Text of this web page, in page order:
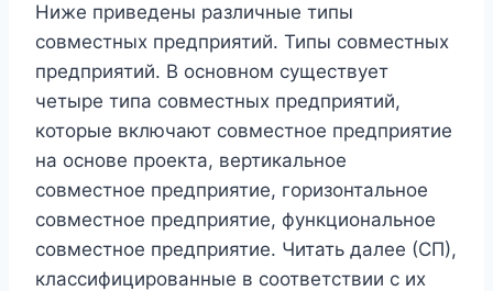
Ниже приведены различные типы
совместных предприятий. Типы совместных
предприятий. В основном существует
четыре типа совместных предприятий,
которые включают совместное предприятие
на основе проекта, вертикальное
совместное предприятие, горизонтальное
совместное предприятие, функциональное
совместное предприятие. Читать далее (СП),
классифицированные в соответствии с их